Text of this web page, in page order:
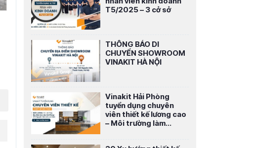
T5/2025 – 3 cở sở
THÔNG BÁO DI
CHUYỂN SHOWROOM
VINAKIT HÀ NỘI
Vinakit Hải Phòng
tuyển dụng chuyên
viên thiết kế lương cao
– Môi trường làm...